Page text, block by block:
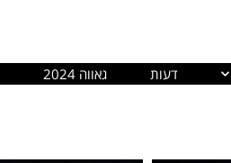
דעות גאווה 2024